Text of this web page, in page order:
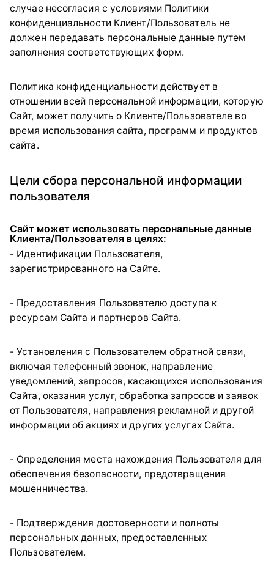
случае несогласия с условиями Политики
конфиденциальности Клиент/Пользователь не
должен передавать персональные данные путем
заполнения соответствующих форм.
Политика конфиденциальности действует в
отношении всей персональной информации, которую
Сайт, может получить о Клиенте/Пользователе во
время использования сайта, программ и продуктов
сайта.
Цели сбора персональной информации
пользователя
Сайт может использовать персональные данные
Клиента/Пользователя в целях:
- Идентификации Пользователя,
зарегистрированного на Сайте.
- Предоставления Пользователю доступа к
ресурсам Сайта и партнеров Сайта.
- Установления с Пользователем обратной связи,
включая телефонный звонок, направление
уведомлений, запросов, касающихся использования
Сайта, оказания услуг, обработка запросов и заявок
от Пользователя, направления рекламной и другой
информации об акциях и других услугах Сайта.
- Определения места нахождения Пользователя для
обеспечения безопасности, предотвращения
мошенничества.
- Подтверждения достоверности и полноты
персональных данных, предоставленных
Пользователем.